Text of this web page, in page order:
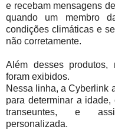
e recebam mensagens
quando um membro
condições climáticas e
não corretamente.
Além desses produtos,
foram exibidos.
Nessa linha, a Cyberlink
para determinar a
transeuntes, e
personalizada.